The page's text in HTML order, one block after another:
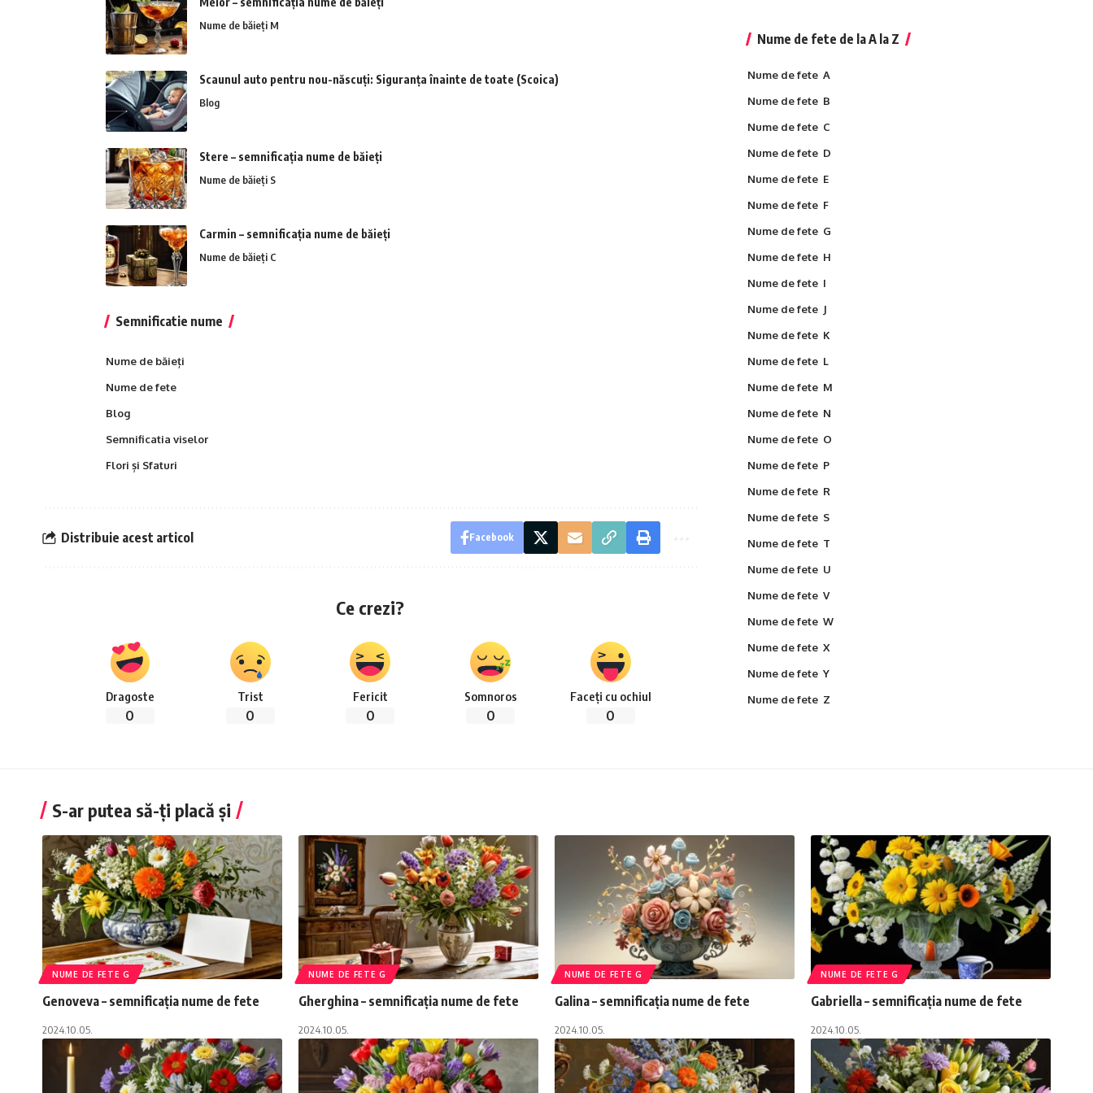
Nume de băieți M
Scaunul auto pentru nou-născuți: Siguranța înainte de toate (Scoica)
Blog
Stere – semnificația nume de băieți
Nume de băieți S
Carmin – semnificația nume de băieți
Nume de băieți C
Semnificatie nume
Nume de băieți
Nume de fete
Blog
Semnificatia viselor
Flori și Sfaturi
Distribuie acest articol Facebook
Ce crezi?
Dragoste
0
Trist
0
Fericit
0
Somnoros
0
Faceți cu ochiul
0
Nume de fete de la A la Z
Nume de fete A
Nume de fete B
Nume de fete C
Nume de fete D
Nume de fete E
Nume de fete F
Nume de fete G
Nume de fete H
Nume de fete I
Nume de fete J
Nume de fete K
Nume de fete L
Nume de fete M
Nume de fete N
Nume de fete O
Nume de fete P
Nume de fete R
Nume de fete S
Nume de fete T
Nume de fete U
Nume de fete V
Nume de fete W
Nume de fete X
Nume de fete Y
Nume de fete Z
S-ar putea să-ți placă și
NUME DE FETE G
Genoveva – semnificația nume de fete
2024.10.05.
NUME DE FETE G
Gherghina – semnificația nume de fete
2024.10.05.
NUME DE FETE G
Galina – semnificația nume de fete
2024.10.05.
NUME DE FETE G
Gabriella – semnificația nume de fete
2024.10.05.